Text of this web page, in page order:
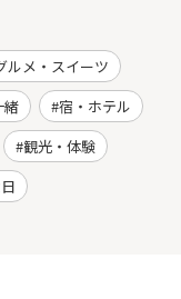
ルメ・スイーツ
緒
宿・ホテル
観光・体験